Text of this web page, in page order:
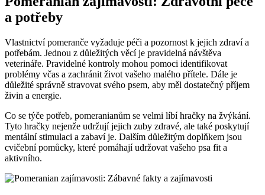
a potřeby
Vlastnictví​ pomeranče vyžaduje ‍péči a pozornost k ⁢jejich ​zdraví a
potřebám. Jednou ​z důležitých věcí je pravidelná návštěva
veterináře.‍ Pravidelné kontroly mohou pomoci identifikovat
problémy včas‌ a zachránit život vašeho malého přítele. Dále je
důležité správně‍ stravovat svého psem, aby měl dostatečný⁣ příjem
živin a energie.
Co se týče‌ potřeb, pomeranianům se velmi líbí hračky⁢ na ⁢žvýkání.
Tyto hračky nejenže udržují ‍jejich ⁤zuby zdravé, ale také‌ poskytují
mentální stimulaci a​ zabaví⁢ je. ⁢Dalším důležitým ⁣doplňkem jsou
cvičební pomůcky, které pomáhají udržovat⁣ vašeho psa fit a
aktivního.